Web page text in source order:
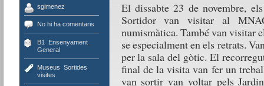
sgimenez
No hi ha comentaris
B1 Ensenyament,
General
Museus Sortides
visites
El dissabte 23 de novembre,
Sortidor van visitar al
numismàtica. També van visitar
se especialment en els retrats.
per la sala del gòtic. El
final de la visita van fer un
van sortir van voltar pels